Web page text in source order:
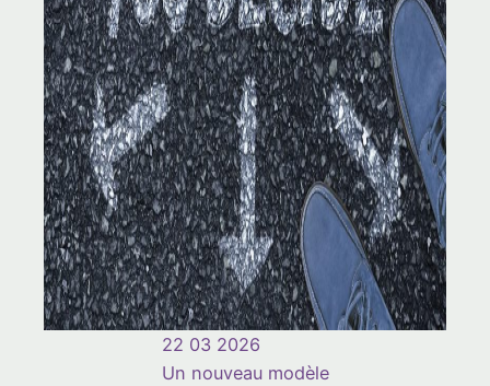
22 03 2026
Un nouveau modèle